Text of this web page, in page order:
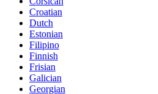
Croatian
Dutch
Estonian
Filipino
Finnish
Frisian
Galician
Georgian